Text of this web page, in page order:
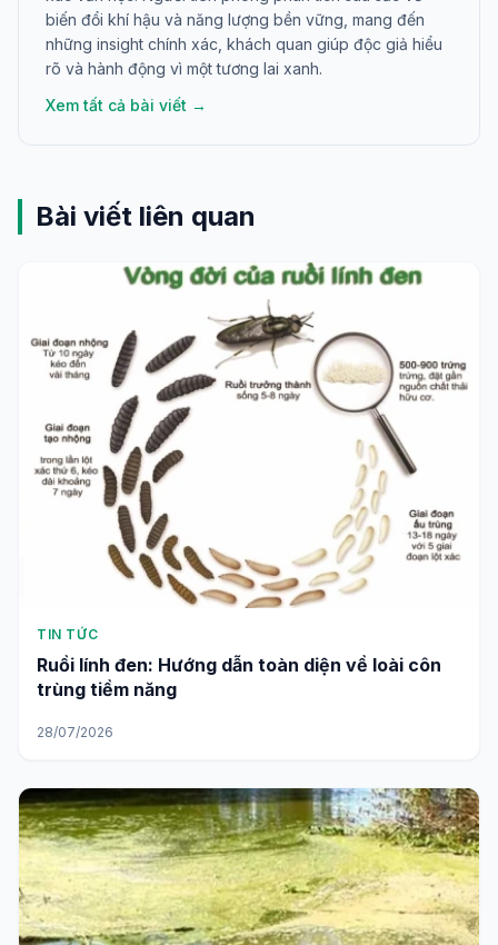
biến đổi khí hậu và năng lượng bền vững, mang đến
những insight chính xác, khách quan giúp độc giả hiểu
rõ và hành động vì một tương lai xanh.
Xem tất cả bài viết →
Bài viết liên quan
TIN TỨC
Ruồi lính đen: Hướng dẫn toàn diện về loài côn
trùng tiềm năng
28/07/2026